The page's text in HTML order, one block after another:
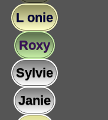
L onie
Roxy
Sylvie
Janie